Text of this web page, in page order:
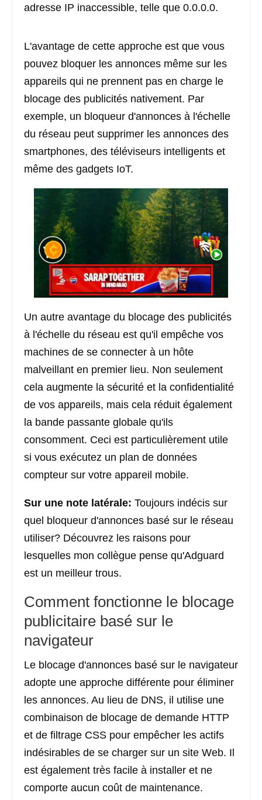
adresse IP inaccessible, telle que 0.0.0.0.
L'avantage de cette approche est que vous
pouvez bloquer les annonces même sur les
appareils qui ne prennent pas en charge le
blocage des publicités nativement. Par
exemple, un bloqueur d'annonces à l'échelle
du réseau peut supprimer les annonces des
smartphones, des téléviseurs intelligents et
même des gadgets IoT.
Un autre avantage du blocage des publicités
à l'échelle du réseau est qu'il empêche vos
machines de se connecter à un hôte
malveillant en premier lieu. Non seulement
cela augmente la sécurité et la confidentialité
de vos appareils, mais cela réduit également
la bande passante globale qu'ils
consomment. Ceci est particulièrement utile
si vous exécutez un plan de données
compteur sur votre appareil mobile.
Sur une note latérale: Toujours indécis sur
quel bloqueur d'annonces basé sur le réseau
utiliser? Découvrez les raisons pour
lesquelles mon collègue pense qu'Adguard
est un meilleur trous.
Comment fonctionne le blocage
publicitaire basé sur le
navigateur
Le blocage d'annonces basé sur le navigateur
adopte une approche différente pour éliminer
les annonces. Au lieu de DNS, il utilise une
combinaison de blocage de demande HTTP
et de filtrage CSS pour empêcher les actifs
indésirables de se charger sur un site Web. Il
est également très facile à installer et ne
comporte aucun coût de maintenance.